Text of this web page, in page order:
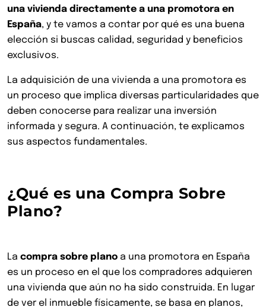
una vivienda directamente a una promotora en
España, y te vamos a contar por qué es una buena
elección si buscas calidad, seguridad y beneficios
exclusivos.
La adquisición de una vivienda a una promotora es
un proceso que implica diversas particularidades que
deben conocerse para realizar una inversión
informada y segura. A continuación, te explicamos
sus aspectos fundamentales.
¿Qué es una Compra Sobre
Plano?
La compra sobre plano a una promotora en España
es un proceso en el que los compradores adquieren
una vivienda que aún no ha sido construida. En lugar
de ver el inmueble físicamente, se basa en planos,